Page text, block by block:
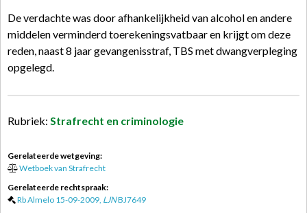
De verdachte was door afhankelijkheid van alcohol en andere
middelen verminderd toerekeningsvatbaar en krijgt om deze
reden, naast 8 jaar gevangenisstraf, TBS met dwangverpleging
opgelegd.
Rubriek: Strafrecht en criminologie
Gerelateerde wetgeving:
Wetboek van Strafrecht
Gerelateerde rechtspraak:
Rb Almelo 15-09-2009, LJNBJ7649